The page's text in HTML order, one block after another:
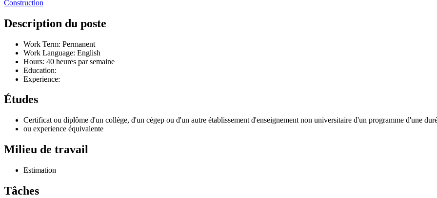
Construction
Description du poste
Work Term: Permanent
Work Language: English
Hours: 40 heures par semaine
Education:
Experience:
Études
Certificat ou diplôme d'un collège, d'un cégep ou d'un autre établissement d'enseignement non universitaire d'un programme d'une
ou experience équivalente
Milieu de travail
Estimation
Tâches